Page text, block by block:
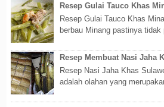
Resep Gulai Tauco Khas
Resep Gulai Tauco Khas
berbau Minang pastinya tidak
Resep Membuat Nasi Jaha
Resep Nasi Jaha Khas
adalah olahan yang